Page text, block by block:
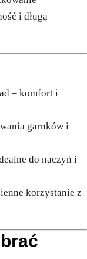
i długą
– komfort i
garnków i
do naczyń i
korzystanie z